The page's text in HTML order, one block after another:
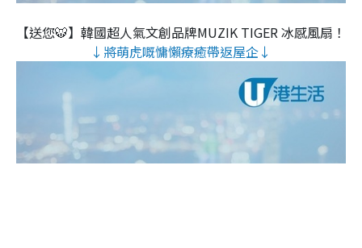
【送您🐯】韓國超人氣文創品牌MUZIK TIGER 冰感風扇！
↓將萌虎嘅慵懶療癒帶返屋企↓